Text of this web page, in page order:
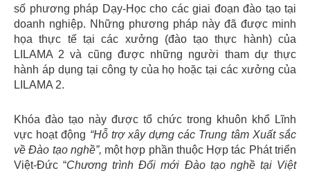
số phương pháp Dạy-Học cho các giai đoạn đào tạo tại
doanh nghiệp. Những phương pháp này đã được minh
họa thực tế tại các xưởng (đào tạo thực hành) của
LILAMA 2 và cũng được những người tham dự thực
hành áp dụng tại công ty của họ hoặc tại các xưởng của
LILAMA 2.
Khóa đào tạo này được tổ chức trong khuôn khổ Lĩnh
vực hoạt động “Hỗ trợ xây dựng các Trung tâm Xuất sắc
về Đào tạo nghề”, một hợp phần thuộc Hợp tác Phát triển
Việt-Đức “Chương trình Đổi mới Đào tạo nghề tại Việt